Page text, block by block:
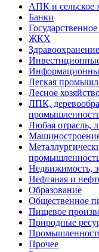
АПК и сельское
Банки
ЖКХ
Здравоохранение
Легкая
Лесное
ЛПК,
Любая отрасль,
Недвижимость,
Нефтяная и
Образование
Общественное
Пищевое
Природные
Прочее